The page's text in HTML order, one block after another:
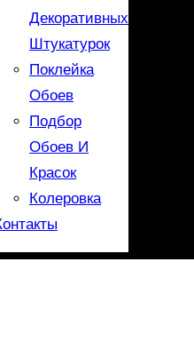
Декоративных
Штукатурок
Поклейка
Обоев
Подбор
Обоев И
Красок
Колеровка